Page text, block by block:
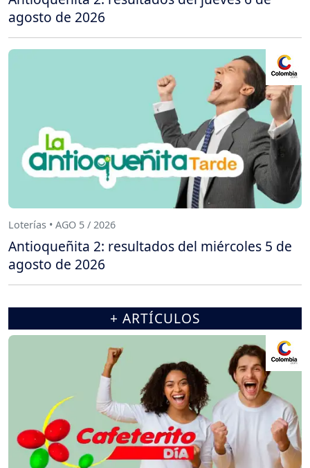
agosto de 2026
Loterías • AGO 5 / 2026
Antioqueñita 2: resultados del miércoles 5 de
agosto de 2026
+ ARTÍCULOS